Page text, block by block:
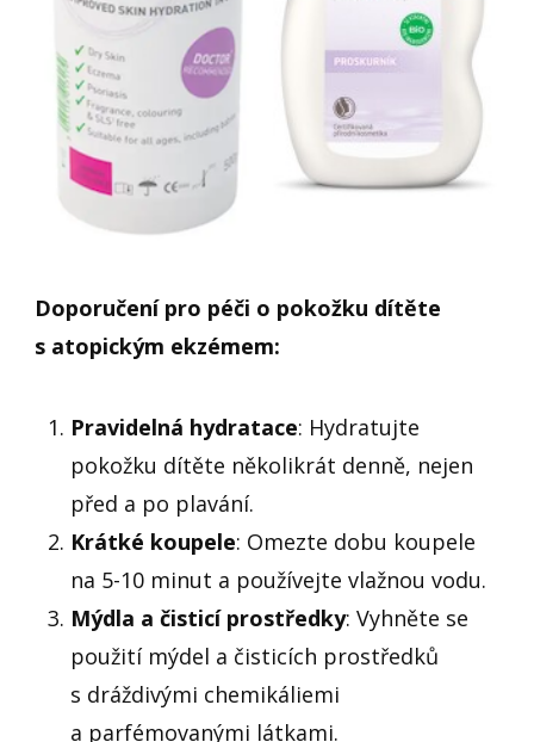
Doporučení pro péči o pokožku dítěte
s atopickým ekzémem:
Pravidelná hydratace: Hydratujte
pokožku dítěte několikrát denně, nejen
před a po plavání.
Krátké koupele: Omezte dobu koupele
na 5-10 minut a používejte vlažnou vodu.
Mýdla a čisticí prostředky: Vyhněte se
použití mýdel a čisticích prostředků
s dráždivými chemikáliemi
a parfémovanými látkami.